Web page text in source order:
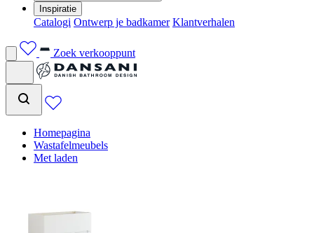
Inspiratie
Catalogi Ontwerp je badkamer Klantverhalen
Zoek verkooppunt
Homepagina
Wastafelmeubels
Met laden